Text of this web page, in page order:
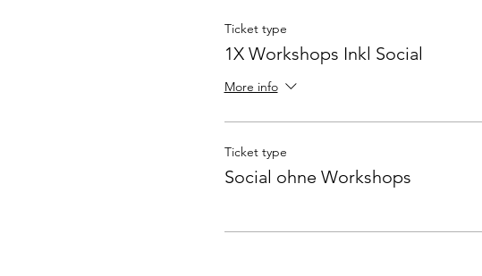
Ticket type
1X Workshops Inkl Social
More info
Ticket type
Social ohne Workshops